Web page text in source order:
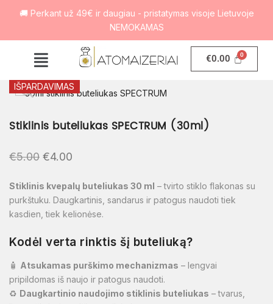
🚚 Perkant už 49€ ir daugiau - pristatymas visoje Lietuvoje
NEMOKAMAS
€0.00
IŠPARDAVIMAS
Stiklinis buteliukas SPECTRUM (30ml)
€5.00 €4.00
Stiklinis kvepalų buteliukas 30 ml – tvirto stiklo flakonas su
purkštuku. Daugkartinis, sandarus ir patogus naudoti tiek
kasdien, tiek kelionėse.
Kodėl verta rinktis šį buteliuką?
🧴 Atsukamas purškimo mechanizmas – lengvai
pripildomas iš naujo ir patogus naudoti.
♻️ Daugkartinio naudojimo stiklinis buteliukas – tvarus,